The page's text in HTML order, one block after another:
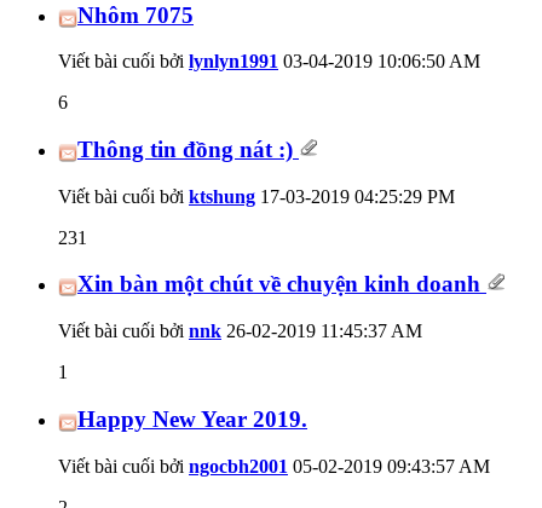
Nhôm 7075
Viết bài cuối bởi lynlyn1991 03-04-2019 10:06:50 AM
6
Thông tin đồng nát :)
Viết bài cuối bởi ktshung 17-03-2019 04:25:29 PM
231
Xin bàn một chút về chuyện kinh doanh
Viết bài cuối bởi nnk 26-02-2019 11:45:37 AM
1
Happy New Year 2019.
Viết bài cuối bởi ngocbh2001 05-02-2019 09:43:57 AM